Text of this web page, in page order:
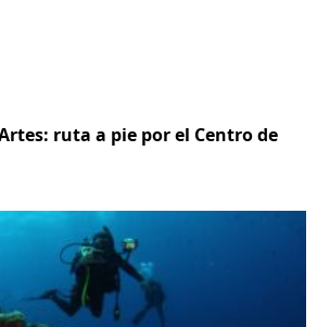
ruta a pie por el Centro de